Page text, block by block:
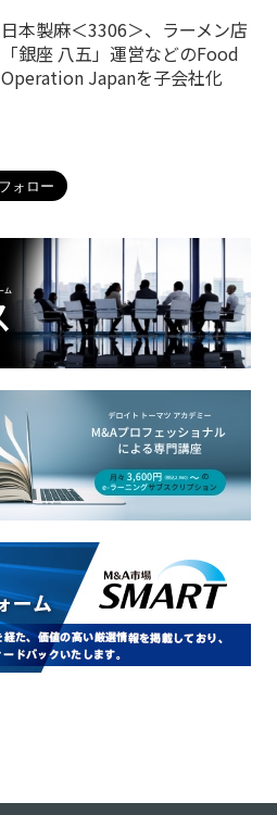
日本製麻＜3306＞、ラーメン店
「銀座 八五」運営などのFood
Operation Japanを子会社化